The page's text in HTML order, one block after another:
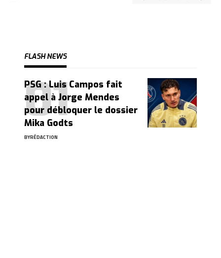
FLASH NEWS
PSG : Luis Campos fait
appel à Jorge Mendes
pour débloquer le dossier
Mika Godts
BYRÉDACTION